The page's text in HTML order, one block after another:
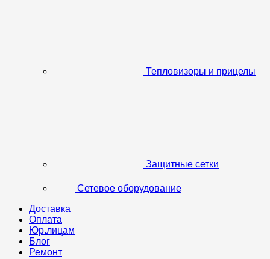
Тепловизоры и прицелы
Защитные сетки
Сетевое оборудование
Доставка
Оплата
Юр.лицам
Блог
Ремонт